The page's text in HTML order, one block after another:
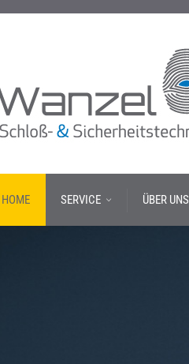
HOME SERVICE ÜBER UNS